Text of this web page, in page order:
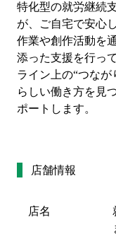
特化型の就労継続
が、ご自宅で安心
作業や創作活動を
添った支援を行っ
ライン上の“つなが
らしい働き方を見
ポートします。
店舗情報
店名